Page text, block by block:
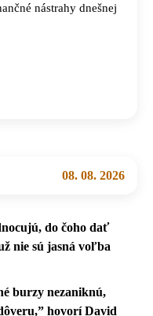
nástrahy dnešnej
08. 08. 2026
do čoho dať
nie sú jasná voľba
burzy nezaniknú,
hovorí David